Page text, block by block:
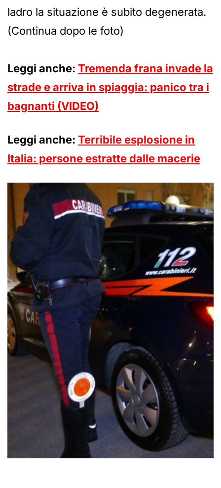
ladro la situazione è subito degenerata.
(Continua dopo le foto)
Leggi anche: Tremenda frana invade la
strade e arriva in spiaggia: panico tra i
bagnanti (VIDEO)
Leggi anche: Terribile esplosione in
Italia: persone estratte dalle macerie